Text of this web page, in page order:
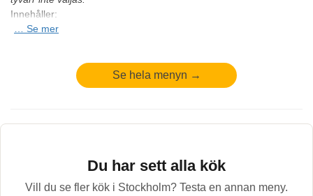
Innehåller:
Ekologiska bananer
Vindruvor kärnfria
Se mer
Se hela menyn →
Du har sett alla kök
Vill du se fler kök i Stockholm? Testa en annan meny.